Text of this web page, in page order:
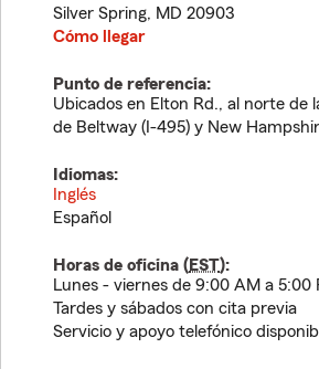
Silver Spring, MD 20903
Cómo llegar
Punto de referencia:
Ubicados en Elton Rd., al norte de
de Beltway (I-495) y New
Idiomas:
Inglés
Español
Horas de oficina (EST):
Lunes - viernes de 9:00 AM a 5:00
Tardes y sábados con cita previa
Servicio y apoyo telefónico